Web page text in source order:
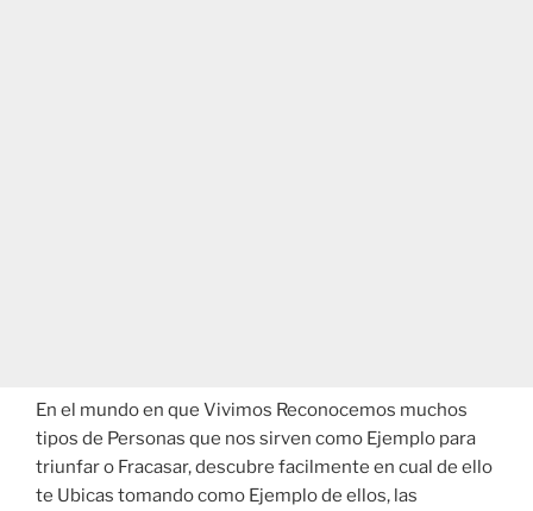
En el mundo en que Vivimos Reconocemos muchos
tipos de Personas que nos sirven como Ejemplo para
triunfar o Fracasar, descubre facilmente en cual de ello
te Ubicas tomando como Ejemplo de ellos, las